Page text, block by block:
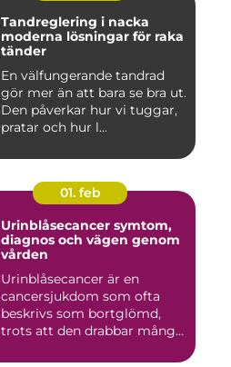
Tandreglering i nacka
moderna lösningar för raka
tänder
En välfungerande tandrad
gör mer än att bara se bra ut.
Den påverkar hur vi tuggar,
pratar och hur l...
01. feb
Urinblåsecancer symtom,
diagnos och vägen genom
vården
Urinblåsecancer är en
cancersjukdom som ofta
beskrivs som bortglömd,
trots att den drabbar många